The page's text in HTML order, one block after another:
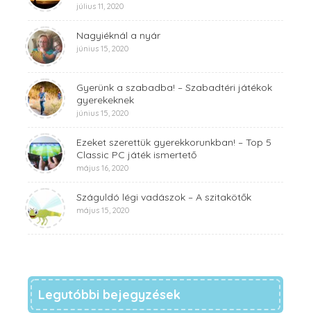
július 11, 2020
Nagyiéknál a nyár
június 15, 2020
Gyerünk a szabadba! – Szabadtéri játékok
gyerekeknek
június 15, 2020
Ezeket szerettük gyerekkorunkban! – Top 5
Classic PC játék ismertető
május 16, 2020
Száguldó légi vadászok – A szitakötők
május 15, 2020
Legutóbbi bejegyzések